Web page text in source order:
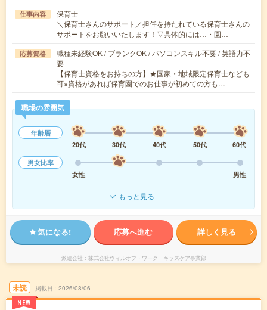
仕事内容
保育士
＼保育士さんのサポート／担任を持たれている保育士さんの
サポートをお願いいたします！▽具体的には…・園…
応募資格
職種未経験OK / ブランクOK / パソコンスキル不要 / 英語力不
要
【保育士資格をお持ちの方】★国家・地域限定保育士なども
可※資格があれば保育園でのお仕事が初めての方も…
職場の雰囲気
年齢層
20代
30代 40代 50代
60代
男女比率
女性
男性
もっと見る
気になる! 応募へ進む 詳しく見る
派遣会社 株式会社ウィルオブ・ワーク キッズケア事業部
未読
NEW
掲載日 2026/08/06